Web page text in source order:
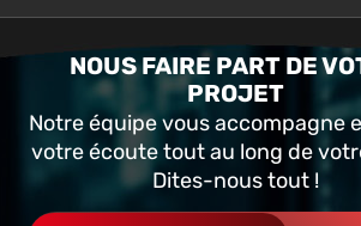
NOUS FAIRE PART DE
PROJET
Notre équipe vous accompagne
votre écoute tout au long de
Dites-nous tout !